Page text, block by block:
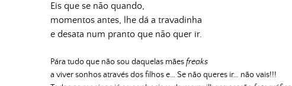
Eis que se não quando,
momentos antes, lhe dá a travadinha
e desata num pranto que não quer ir.
Pára tudo que não sou daquelas mãesfreaks
a viver sonhos através dos filhos e… Se não queres ir… não vais!!!